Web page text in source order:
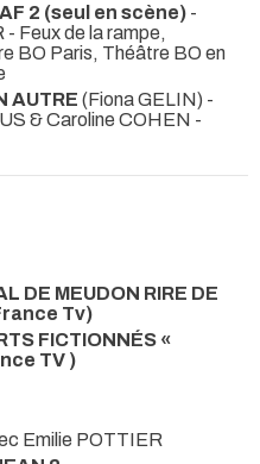
2 (seul en scène) -
- Feux de la rampe,
BO Paris, Théâtre BO en
AUTRE (Fiona GELIN) -
& Caroline COHEN -
DE MEUDON RIRE DE
Tv)
FICTIONNÉS «
TV )
Emilie POTTIER